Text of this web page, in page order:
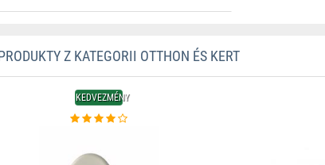
Z KATEGORII OTTHON ÉS KERT
KEDVEZMÉNY